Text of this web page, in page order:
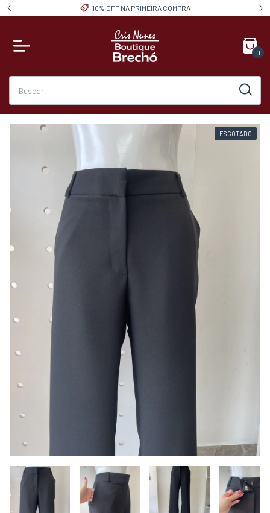
10% OFF NA PRIMEIRA COMPRA
0
ESGOTADO